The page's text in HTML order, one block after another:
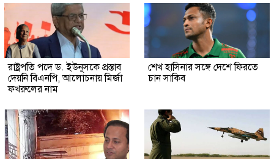
রাষ্ট্রপতি পদে ড. ইউনূসকে প্রস্তাব
দেয়নি বিএনপি, আলোচনায় মির্জা
ফখরুলের নাম
শেখ হাসিনার সঙ্গে দেশে ফিরতে
চান সাকিব